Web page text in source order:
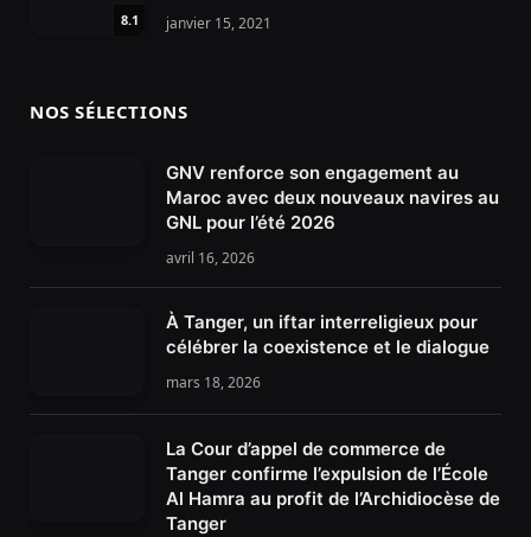
8.1 janvier 15, 2021
NOS SÉLECTIONS
GNV renforce son engagement au
Maroc avec deux nouveaux navires au
GNL pour l’été 2026
avril 16, 2026
À Tanger, un iftar interreligieux pour
célébrer la coexistence et le dialogue
mars 18, 2026
La Cour d’appel de commerce de
Tanger confirme l’expulsion de l’École
Al Hamra au profit de l’Archidiocèse de
Tanger